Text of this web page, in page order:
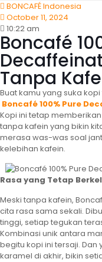
BONCAFÉ Indonesia
October 11, 2024
10:22 am
Boncafé
Tanpa
Buat kamu yang suka
Boncafé 100% Pure
Kopi ini tetap
tanpa kafein yang bikin
merasa was-was soal
kelebihan kafein.
Rasa yang Tetap
Meski tanpa kafein,
cita rasa sama sekali.
tinggi, setiap tegukan
Kombinasi unik antara
begitu kopi ini tersaji.
karamel di akhir, bikin